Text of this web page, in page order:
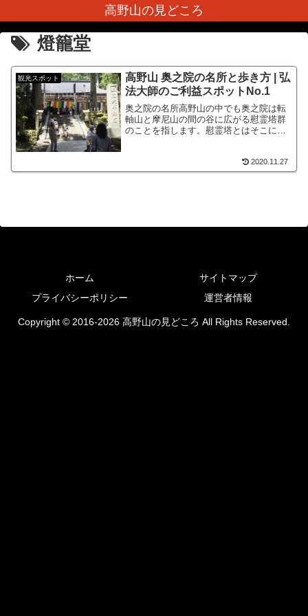
高野山の見どころ
燈籠堂
観光スポット
高野山 奥之院の名所と歩き方 | 弘
法大師のご利益スポットNo.1
奥之院の名所高野山の中でも奥之院は転
軸山と摩尼山の間の谷に広がる慰霊塔群
のことを指します。慰霊塔とはそこにお
るもので高野山の霊力を信仰する人々、
大師信仰の思想を持つ人々...
2020.11.27
ホーム
サイトマップ
プライバシーポリシー
運営者情報
Copyright © 2016-2026 高野山の見どころ All Rights Reserved.